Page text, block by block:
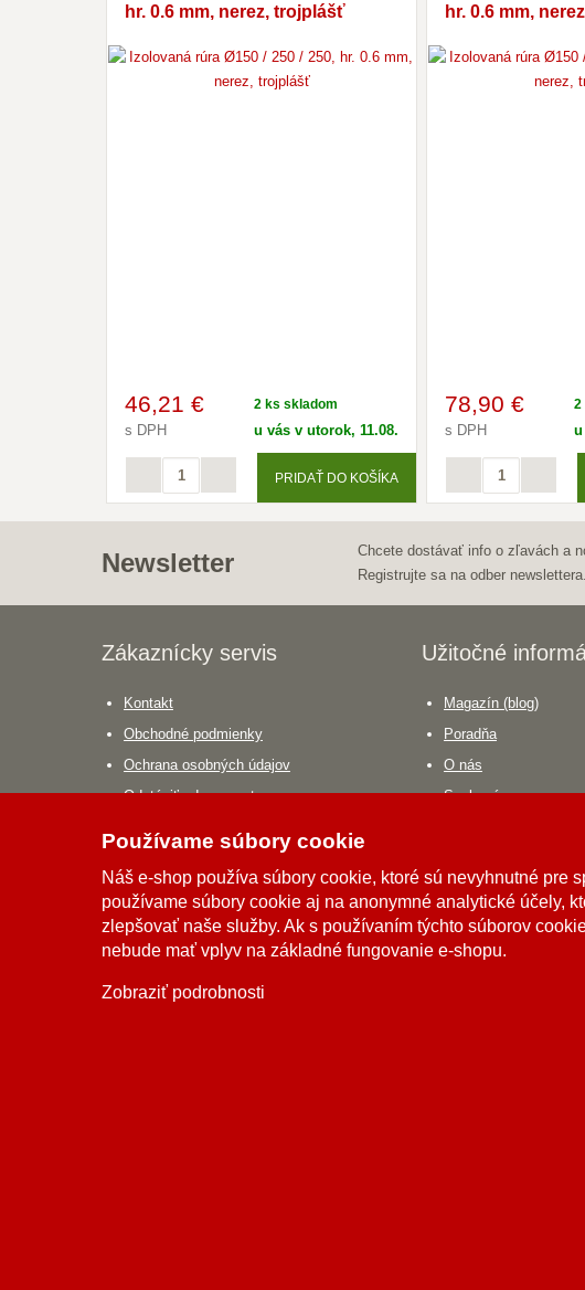
hr. 0.6 mm, nerez, trojplášť
46,21 €
s DPH
2 ks skladom
u vás v utorok, 11.08.
PRIDAŤ DO KOŠÍKA
hr. 0.6 mm,
78,90 €
s DPH
2
u
Newsletter
Chcete dostávať info o zľavách a
Registrujte sa na odber newslettera.
Zákaznícky servis
Kontakt
Obchodné podmienky
Ochrana osobných údajov
Odstúpiť od zmuvy tu
Užitočné
Magazín (blog)
Poradňa
O nás
Spolupráca
Možnosti dopravy
Používame súbory cookie
Náš e-shop používa súbory cookie, ktoré sú nevyhnutné pre
používame súbory cookie aj na anonymné analytické účely,
zlepšovať naše služby. Ak s používaním týchto súborov
nebude mať vplyv na základné fungovanie e-shopu.
Zobraziť podrobnosti